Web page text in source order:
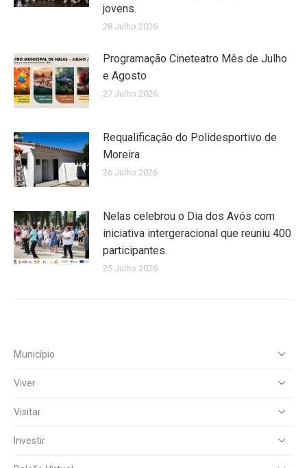
jovens.
28 Julho 2026
Programação Cineteatro Mês de Julho
e Agosto
27 Julho 2026
Requalificação do Polidesportivo de
Moreira
26 Julho 2026
Nelas celebrou o Dia dos Avós com
iniciativa intergeracional que reuniu 400
participantes.
25 Julho 2026
Município
Viver
Visitar
Investir